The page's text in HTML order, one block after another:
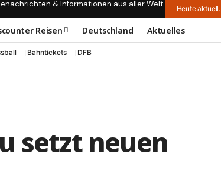
& Informationen aus aller Welt. Heute aktuell.
Reisen Deutschland Aktuelles
Bahntickets DFB
setzt neuen